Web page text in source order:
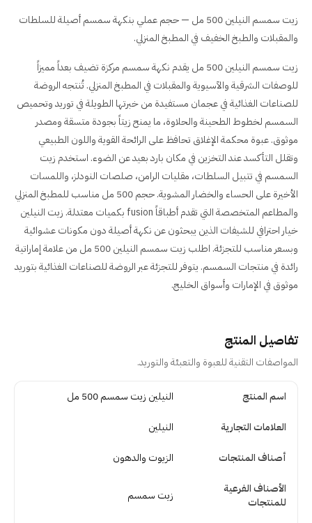
زيت سمسم النيلين 500 مل — حجم عملي بنكهة سمسم أصيلة للسلطات
والمقبلات والطبخ الخفيف في المطبخ المنزلي.
زيت سمسم النيلين 500 مل يقدم نكهة سمسم مركزة تضيف بعداً مميزاً
للوصفات الشرقية والآسيوية والمقبلات في المطبخ المنزلي. تُنتجه الروضة
للصناعات الغذائية في عجمان مستفيدة من خبرتها الطويلة في توريد وتحميص
السمسم لخطوط الطحينة والحلاوة، ما يمنح زيتاً بجودة متسقة ومصدر
موثوق. عبوة محكمة الإغلاق تحافظ على الرائحة القوية واللون الطبيعي
وتقلل التأكسد عند التخزين في مكان بارد بعيد عن الضوء. استخدم زيت
السمسم في تتبيل السلطات، مقليات الرامن، صلصات النودلز، واللمسات
الأخيرة على الحساء والخضار المشوية. حجم 500 مل مناسب للمطبخ المنزلي
والمطاعم المتخصصة التي تقدم أطباقاً fusion بكميات معتدلة. زيت النيلين
خيار احترافي للشيفات الذين يبحثون عن نكهة أصيلة دون مكونات عشوائية
وبسعر مناسب للتجزئة. اطلب زيت سمسم النيلين 500 مل من علامة إماراتية
رائدة في منتجات السمسم. يتوفر للتجزئة عبر الروضة للصناعات الغذائية بتوريد
موثوق في الإمارات وأسواق الخليج.
تفاصيل المنتج
المواصفات التقنية للعبوة والتعبئة والتوريد.
اسم المنتج النيلين زيت سمسم 500 مل
العلامات التجارية النيلين
أصناف المنتجات الزيوت والدهون
الأصناف الفرعية
للمنتجات
زيت سمسم